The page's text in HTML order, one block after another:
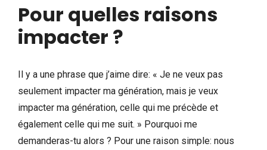
Pour quelles raisons
impacter ?
Il y a une phrase que j’aime dire: « Je ne veux pas
seulement impacter ma génération, mais je veux
impacter ma génération, celle qui me précède et
également celle qui me suit. » Pourquoi me
demanderas-tu alors ? Pour une raison simple: nous